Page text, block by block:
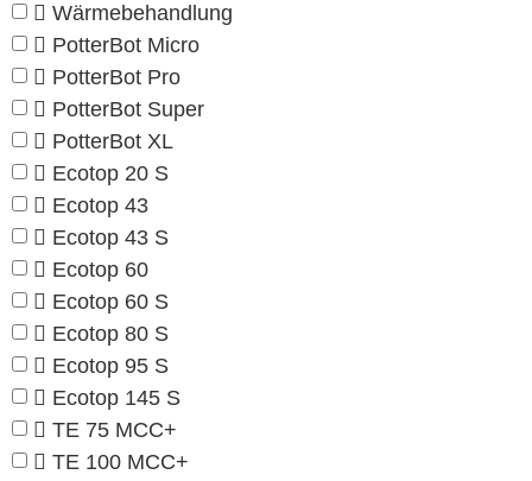
Wärmebehandlung
PotterBot Micro
PotterBot Pro
PotterBot Super
PotterBot XL
Ecotop 20 S
Ecotop 43
Ecotop 43 S
Ecotop 60
Ecotop 60 S
Ecotop 80 S
Ecotop 95 S
Ecotop 145 S
TE 75 MCC+
TE 100 MCC+